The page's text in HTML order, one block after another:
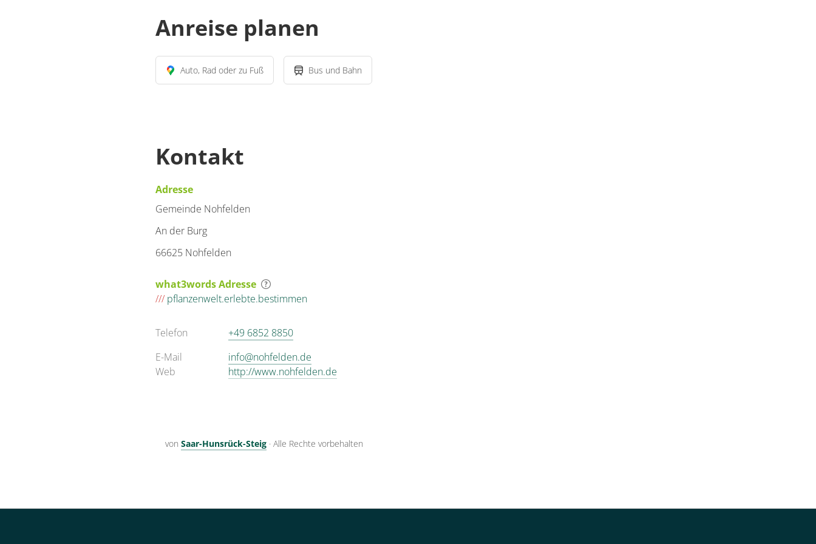
Anreise planen
Auto, Rad oder zu Fuß Bus und Bahn
Kontakt
Adresse
Gemeinde Nohfelden
An der Burg
66625 Nohfelden
what3words Adresse
/// pflanzenwelt.erlebte.bestimmen
Telefon
+49 6852 8850
E-Mail
info@nohfelden.de
Web
http://www.nohfelden.de
von Saar-Hunsrück-Steig · Alle Rechte vorbehalten